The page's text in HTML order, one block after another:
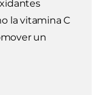
la vitamina C
un